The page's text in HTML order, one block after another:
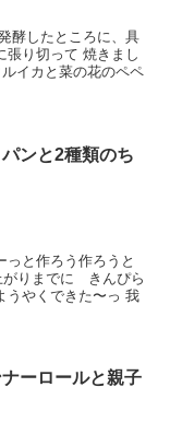
酵したところに、具
張り切って 焼きまし
イカと菜の花のペペ
ンと2種類のち
と作ろう作ろうと
がりまでに きんぴら
うやくできた〜っ 我
ーロールと親子